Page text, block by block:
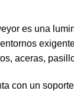
es una
aceras,
con un